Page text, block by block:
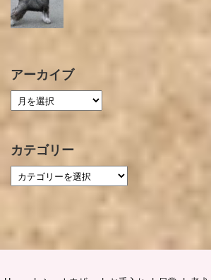
アーカイブ
カテゴリー